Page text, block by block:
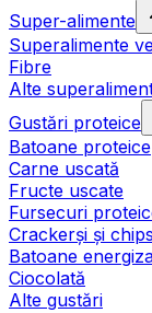
Super-alimente
Superalimente
Fibre
Alte
Gustări proteice
Batoane proteice
Carne uscată
Fructe uscate
Fursecuri
Crackerși și
Batoane
Ciocolată
Alte gustări